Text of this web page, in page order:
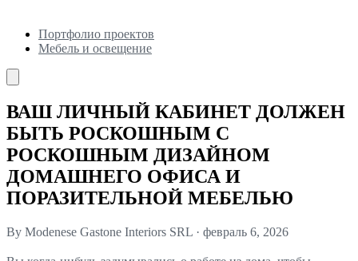
Портфолио проектов
Мебель и освещение
ВАШ ЛИЧНЫЙ КАБИНЕТ ДОЛЖЕН
БЫТЬ РОСКОШНЫМ С
РОСКОШНЫМ ДИЗАЙНОМ
ДОМАШНЕГО ОФИСА И
ПОРАЗИТЕЛЬНОЙ МЕБЕЛЬЮ
By Modenese Gastone Interiors SRL · февраль 6, 2026